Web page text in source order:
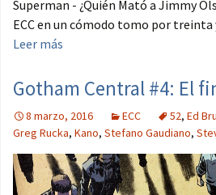
Superman - ¿Quién Mató a Jimmy
ECC en un cómodo tomo por treinta
Leer más
Gotham Central #4: El
8 marzo, 2016 ECC 52, Ed
Greg Rucka, Kano, Stefano Gaudiano,